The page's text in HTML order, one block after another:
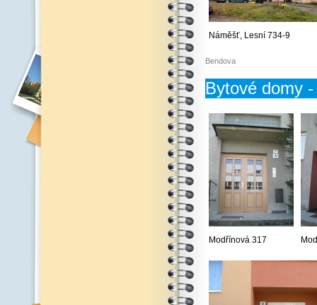
Náměšť, Lesní 734-9
Bendova
Bytové domy
Modřínová 317